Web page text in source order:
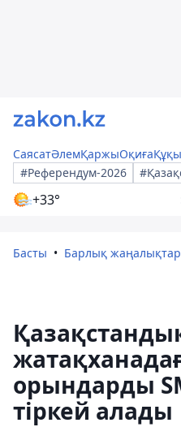
СаясатӘлемҚаржыОқиға
#Референдум-2026
+33°
Басты Барлық жаңалықтар
орындарды
тіркей алады